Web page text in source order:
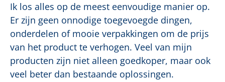
Ik los alles op de meest eenvoudige manier op.
Er zijn geen onnodige toegevoegde dingen,
onderdelen of mooie verpakkingen om de prijs
van het product te verhogen. Veel van mijn
producten zijn niet alleen goedkoper, maar ook
veel beter dan bestaande oplossingen.